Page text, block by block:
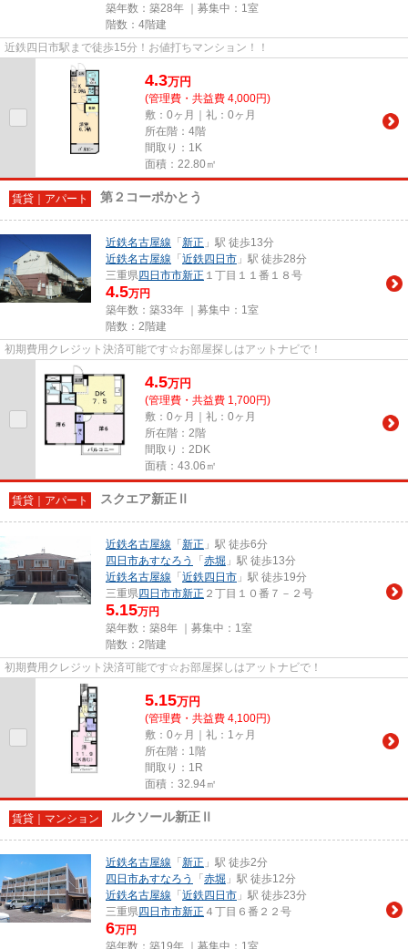
築年数：築28年 ｜募集中： 1室
階数：4階建
近鉄四日市駅まで徒歩15分！お値打ちマンション！！
4.3万円
(管理費・共益費 4,000円)
敷：0ヶ月｜礼：0ヶ月
所在階：4階
間取り：1K
面積：22.80㎡
賃貸｜アパート 第２コーポかとう
近鉄名古屋線 「 新正 」駅 徒歩13分
近鉄名古屋線 「 近鉄四日市 」駅 徒歩28分
三重県四日市市新正 １丁目１１番１８号
4.5万円
築年数：築33年 ｜募集中： 1室
階数：2階建
初期費用クレジット決済可能です☆お部屋探しはアットナビで！
4.5万円
(管理費・共益費 1,700円)
敷：0ヶ月｜礼：0ヶ月
所在階：2階
間取り：2DK
面積：43.06㎡
賃貸｜アパート スクエア新正Ⅱ
近鉄名古屋線 「 新正 」駅 徒歩6分
四日市あすなろう
「 赤堀 」駅 徒歩13分
近鉄名古屋線 「 近鉄四日市 」駅 徒歩19分
三重県四日市市新正 ２丁目１０番７－２号
5.15万円
築年数：築8年 ｜募集中： 1室
階数：2階建
初期費用クレジット決済可能です☆お部屋探しはアットナビで！
5.15万円
(管理費・共益費 4,100円)
敷：0ヶ月｜礼：1ヶ月
所在階：1階
間取り：1R
面積：32.94㎡
賃貸｜マンション ルクソール新正Ⅱ
近鉄名古屋線 「 新正 」駅 徒歩2分
四日市あすなろう
「 赤堀 」駅 徒歩12分
近鉄名古屋線 「 近鉄四日市 」駅 徒歩23分
三重県四日市市新正 ４丁目６番２２号
6万円
築年数：築19年 ｜募集中： 1室